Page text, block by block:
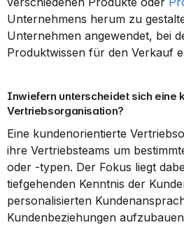
Unternehmens herum zu
Unternehmen angewendet, bei
Produktwissen für den Verkauf
Inwiefern unterscheidet sich eine
Vertriebsorganisation?
Eine kundenorientierte
ihre Vertriebsteams um
oder -typen. Der Fokus liegt
tiefgehenden Kenntnis der
personalisierten
Kundenbeziehungen